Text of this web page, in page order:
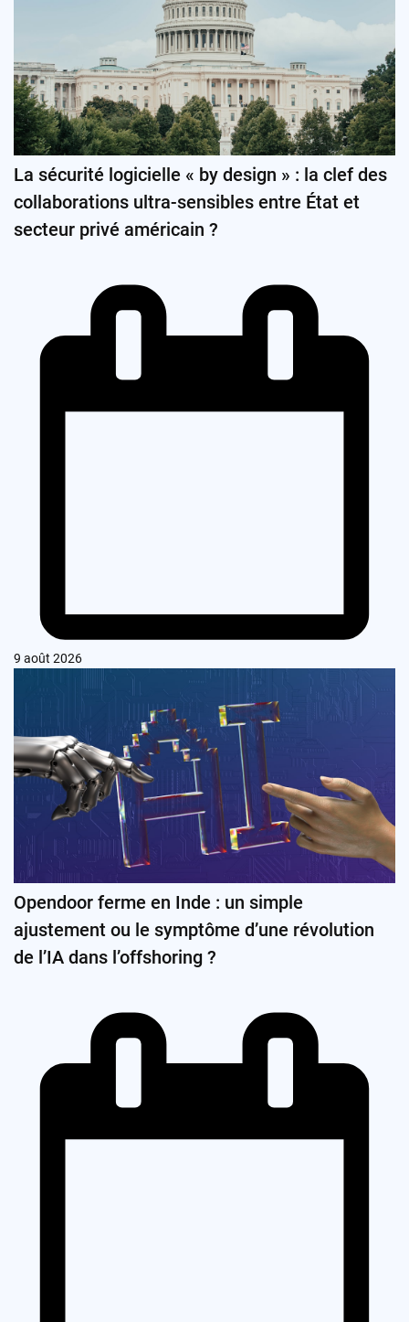
La sécurité logicielle « by design » : la clef des
collaborations ultra-sensibles entre État et
secteur privé américain ?
9 août 2026
Opendoor ferme en Inde : un simple
ajustement ou le symptôme d’une révolution
de l’IA dans l’offshoring ?